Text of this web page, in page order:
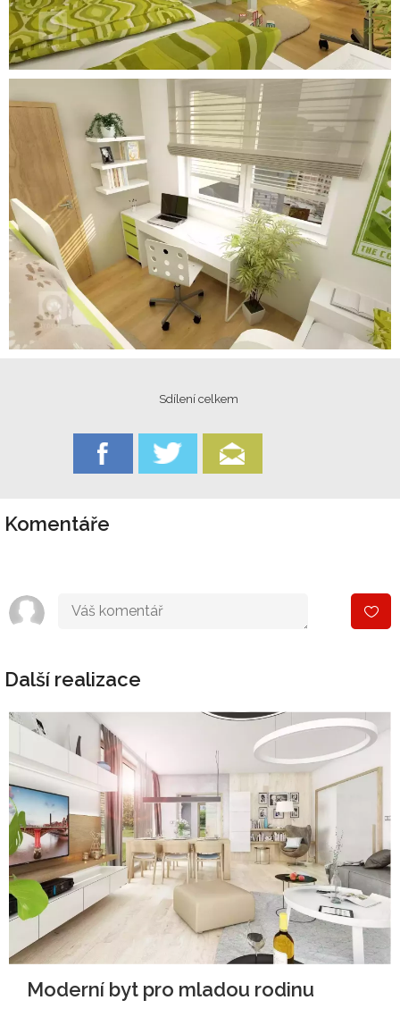
Sdílení celkem
Komentáře
Další realizace
Moderní byt pro mladou rodinu